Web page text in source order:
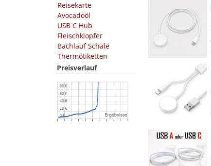
Reisekarte
Avocadoöl
USB C Hub
Fleischklopfer
Bachlauf Schale
Thermötiketten
Preisverlauf